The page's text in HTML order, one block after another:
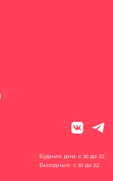
vk
Будние дни: с 10 до 22
Выходные: с 10 до 22